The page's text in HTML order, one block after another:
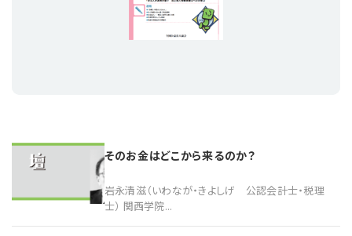
【連載】非営利法人AtoZei
【連載】IT実務一問一答そのお金はどこから来るのか？
岩永清滋（いわなが・きよしげ 公認会計士・税理
士） 関西学院...